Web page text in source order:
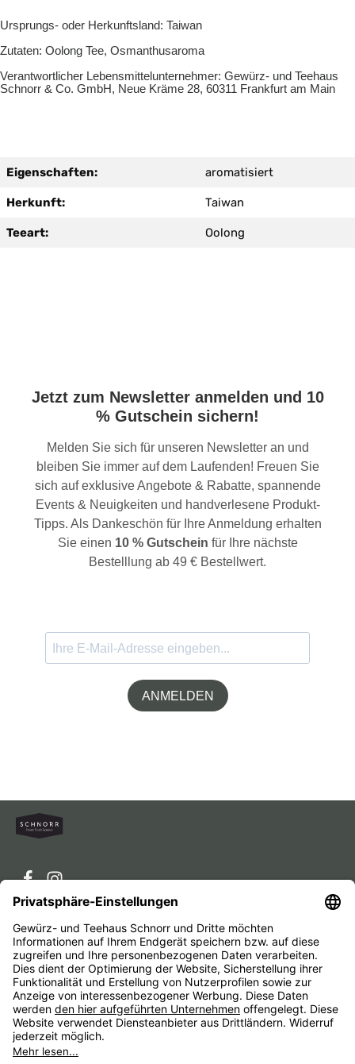
Ursprungs- oder Herkunftsland: Taiwan
Zutaten: Oolong Tee, Osmanthusaroma
Verantwortlicher Lebensmittelunternehmer: Gewürz- und Teehaus
Schnorr & Co. GmbH, Neue Kräme 28, 60311 Frankfurt am Main
Eigenschaften: aromatisiert
Herkunft: Taiwan
Teeart: Oolong
Jetzt zum Newsletter anmelden und 10
% Gutschein sichern!
Melden Sie sich für unseren Newsletter an und
bleiben Sie immer auf dem Laufenden! Freuen Sie
sich auf exklusive Angebote & Rabatte, spannende
Events & Neuigkeiten und handverlesene Produkt-
Tipps. Als Dankeschön für Ihre Anmeldung erhalten
Sie einen 10 % Gutschein für Ihre nächste
Bestelllung ab 49 € Bestellwert.
ANMELDEN
Service-Hotline
Service
Unternehmen
Alle Preise inkl. gesetzl. Mehrwertsteuer zzgl.